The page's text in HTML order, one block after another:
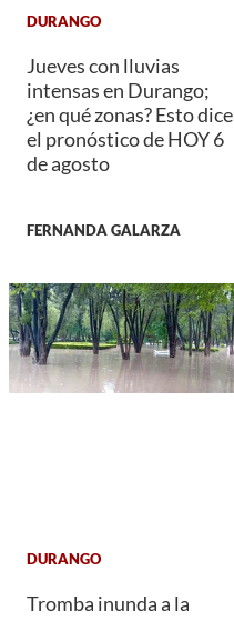
DURANGO
Jueves con lluvias
intensas en Durango;
¿en qué zonas? Esto dice
el pronóstico de HOY 6
de agosto
FERNANDA GALARZA
DURANGO
Tromba inunda a la